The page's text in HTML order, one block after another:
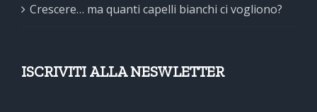
Crescere… ma quanti capelli bianchi ci vogliono?
ISCRIVITI ALLA NESWLETTER